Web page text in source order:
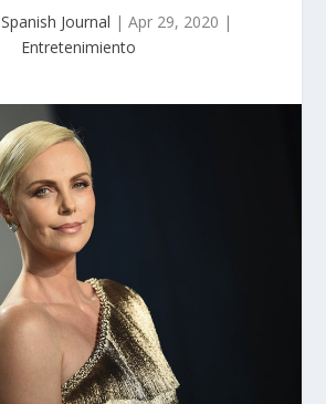
Spanish Journal | Apr 29, 2020 |
Entretenimiento